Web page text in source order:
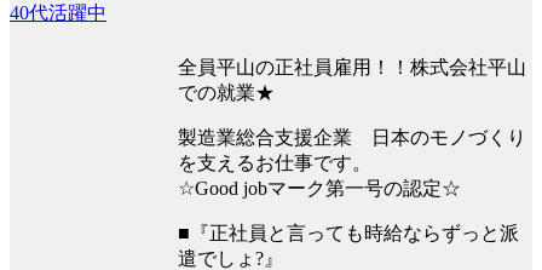
40代活躍中
全員平山の正社員雇用！！株式会社平山
での就業★
製造業総合支援企業 日本のモノづくり
を支えるお仕事です。
☆Good jobマーク第一号の認定☆
■『正社員と言っても時給ならずっと派
遣でしょ?』